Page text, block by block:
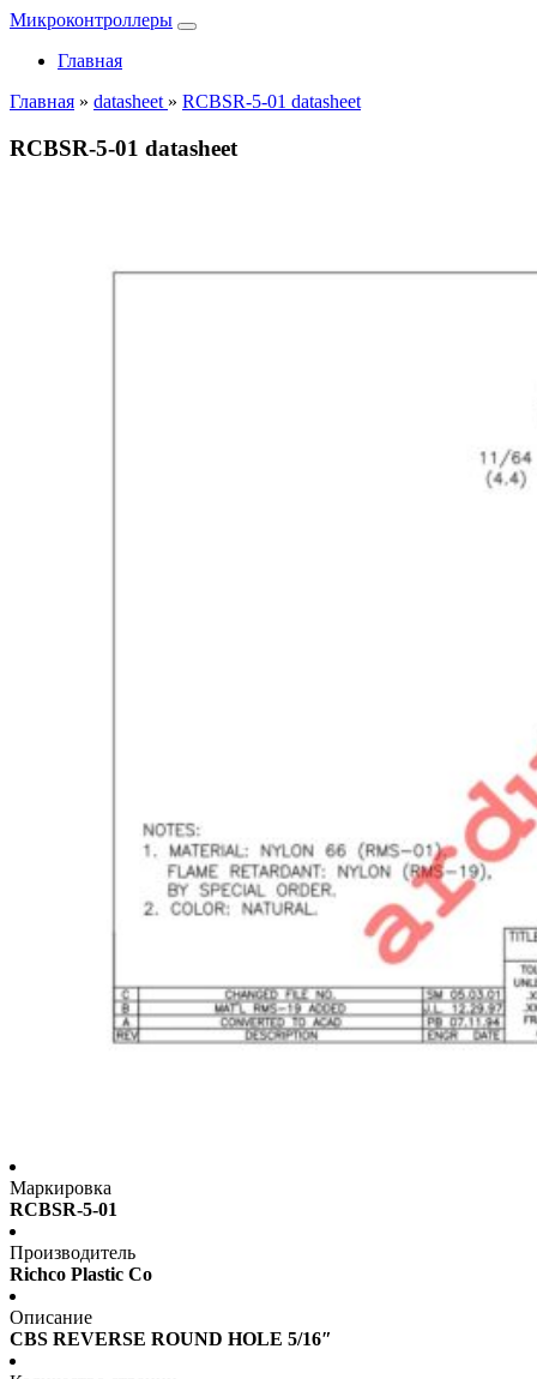
Микроконтроллеры
Главная
Главная » datasheet » RCBSR-5-01 datasheet
RCBSR-5-01 datasheet
Маркировка
RCBSR-5-01
Производитель
Richco Plastic Co
Описание
CBS REVERSE ROUND HOLE 5/16″